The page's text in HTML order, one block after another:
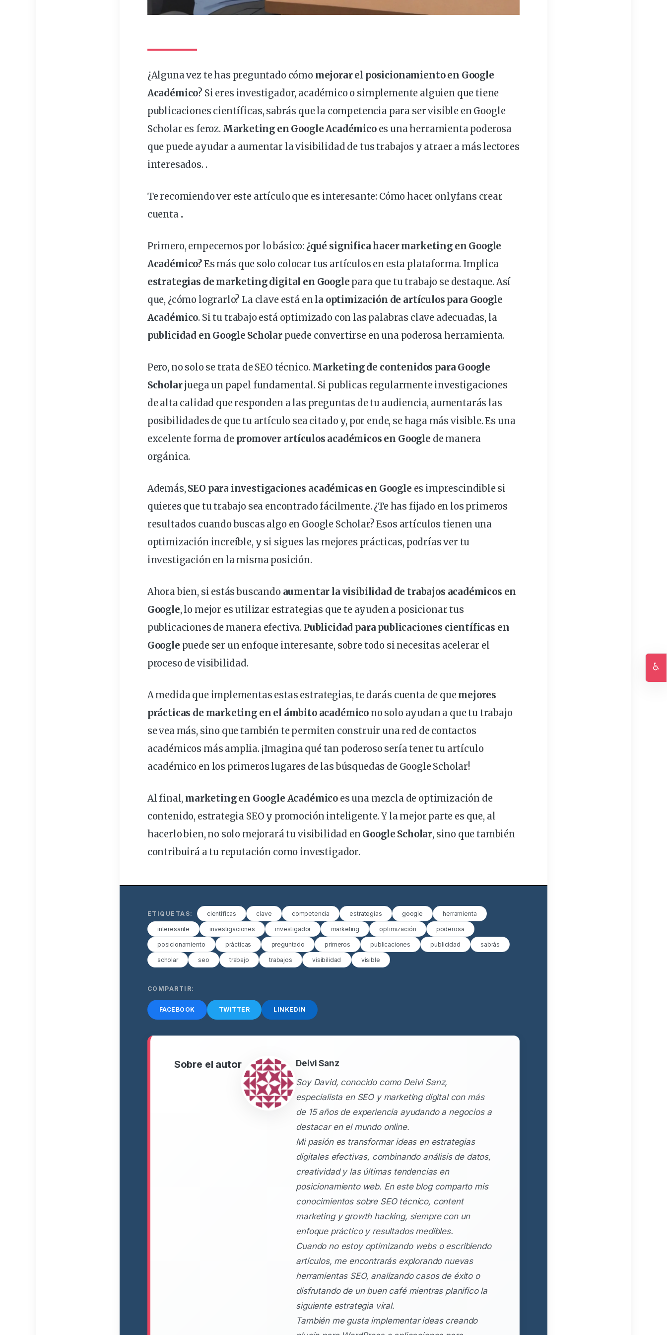
¿Alguna vez te has preguntadocómo mejorar el posicionamientoen Google
Académico? Si eres investigador, académico o simplemente alguien que tiene
publicaciones científicas, sabrás que la competenciapara servisible en Google
Scholar es feroz. Marketing en Google Académicoes unaherramientapoderosa
que puede ayudar a aumentar lavisibilidad de tustrabajos y atraer a más lectores
interesados. .
Te recomiendo ver este artículo que es interesante: Cómo hacer onlyfans crear
cuenta ..
Primero, empecemos por lo básico: ¿qué significa hacermarketingen Google
Académico?Es más que solo colocar tus artículos en esta plataforma. Implica
estrategias de marketing digital en Google para que tutrabajo se destaque. Así
que, ¿cómo lograrlo? La claveestá en la optimización de artículos para Google
Académico. Si tu trabajo está optimizado con las palabras clave adecuadas, la
publicidad en Google Scholarpuede convertirse en una poderosa herramienta.
Pero, no solo se trata de SEO técnico. Marketing de contenidos para Google
Scholarjuega un papel fundamental. Si publicas regularmenteinvestigaciones
de alta calidad que responden a las preguntas de tu audiencia, aumentarás las
posibilidades de que tu artículo sea citado y, por ende, se haga más visible. Es una
excelente forma de promover artículos académicos en Google de manera
orgánica.
Además, SEO para investigaciones académicas en Google es imprescindible si
quieres que tu trabajo sea encontrado fácilmente. ¿Te has fijado en los primeros
resultados cuando buscas algo en Google Scholar? Esos artículos tienen una
optimización increíble, y si sigues las mejores prácticas, podrías ver tu
investigación en la misma posición.
Ahora bien, si estás buscando aumentar la visibilidad de trabajos académicos en
Google, lo mejor es utilizar estrategias que te ayuden a posicionar tus
publicaciones de manera efectiva. Publicidad para publicaciones científicas en
Google puede ser un enfoque interesante, sobre todo si necesitas acelerar el
proceso de visibilidad.
A medida que implementas estas estrategias, te darás cuenta de quemejores
prácticas de marketing en el ámbito académico no solo ayudan a que tu trabajo
se vea más, sino que también te permiten construir una red de contactos
académicos más amplia. ¡Imagina qué tan poderoso sería tener tu artículo
académico en los primeros lugares de las búsquedas de Google Scholar!
Al final, marketing en Google Académico es una mezcla de optimización de
contenido, estrategia SEO y promoción inteligente. Y la mejor parte es que, al
hacerlo bien, no solo mejorará tu visibilidad en Google Scholar, sino que también
contribuirá a tu reputación como investigador.
ETIQUETAS: científicas clave competencia estrategias google herramienta
interesante investigaciones investigador marketing optimización poderosa
posicionamiento prácticas preguntado primeros publicaciones publicidad sabrás
scholar seo trabajo trabajos visibilidad visible
COMPARTIR:
FACEBOOK TWITTER LINKEDIN
Sobre el autor
Deivi Sanz
Soy David, conocido como Deivi Sanz,
especialista en SEO y marketing digital con más
de 15 años de experiencia ayudando a negocios a
destacar en el mundo online.
Mi pasión es transformar ideas en estrategias
digitales efectivas, combinando análisis de datos,
creatividad y las últimas tendencias en
posicionamiento web. En este blog comparto mis
conocimientos sobre SEO técnico, content
marketing y growth hacking, siempre con un
enfoque práctico y resultados medibles.
Cuando no estoy optimizando webs o escribiendo
artículos, me encontrarás explorando nuevas
herramientas SEO, analizando casos de éxito o
disfrutando de un buen café mientras planifico la
siguiente estrategia viral.
También me gusta implementar ideas creando
♿